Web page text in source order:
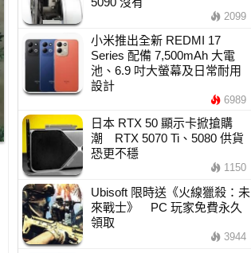
2099
小米推出全新 REDMI 17
Series 配備 7,500mAh 大電
池、6.9 吋大螢幕及日常耐用
設計
6989
日本 RTX 50 顯示卡掀搶購
潮 RTX 5070 Ti、5080 供貨
恐更不穩
1150
Ubisoft 限時送《火線獵殺：未
來戰士》 PC 玩家免費永久
領取
3944